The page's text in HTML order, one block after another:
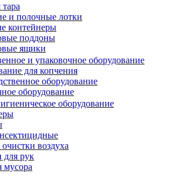
и полочные лотки
контейнеры
поддоны
ящики
и упаковочное оборудование
для копчения
оборудование
оборудование
оборудование
воздуха
рук
мусора